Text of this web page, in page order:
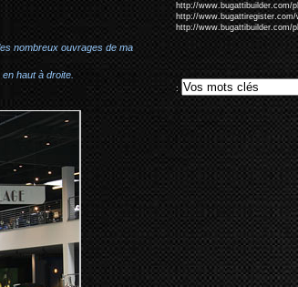
nombreux ouvrages de ma
haut à droite.
http://www.bugattibuilder.com/
http://www.bugattiregister.com/
http://www.bugattibuilder.com/
: